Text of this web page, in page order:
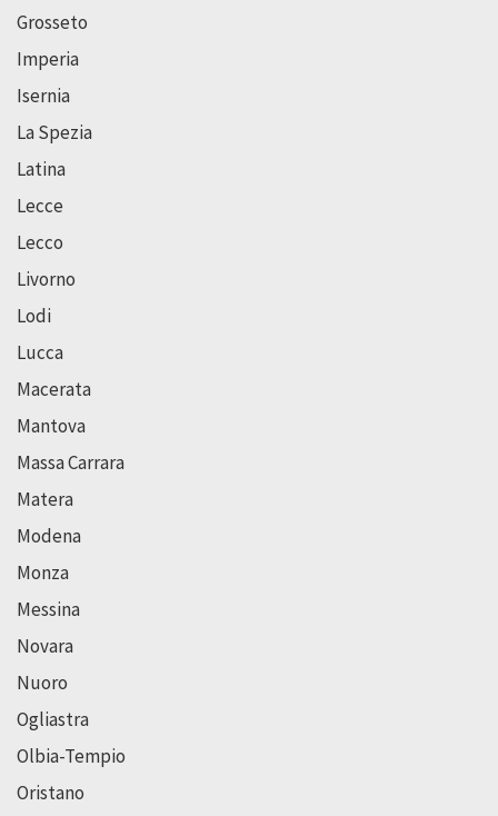
Grosseto
Imperia
Isernia
La Spezia
Latina
Lecce
Lecco
Livorno
Lodi
Lucca
Macerata
Mantova
Massa Carrara
Matera
Modena
Monza
Messina
Novara
Nuoro
Ogliastra
Olbia-Tempio
Oristano